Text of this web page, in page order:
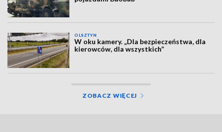
OLSZTYN
W oku kamery. „Dla bezpieczeństwa, dla
kierowców, dla wszystkich”
ZOBACZ WIĘCEJ